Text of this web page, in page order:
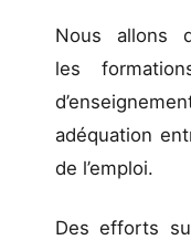
Nous allons
les
adéquation
de l’emploi.
Des efforts